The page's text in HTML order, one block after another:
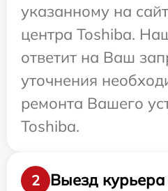
указанному на
центра Toshiba.
ответит на Ваш
уточнения
ремонта Вашего
Toshiba.
2
Выезд